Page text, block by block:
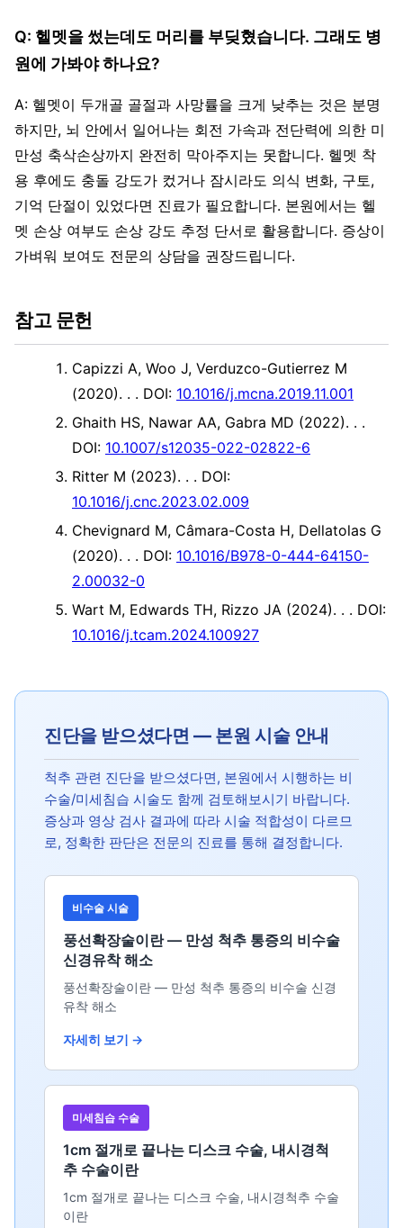
Q: 헬멧을 썼는데도 머리를 부딪혔습니다. 그래도 병
원에 가봐야 하나요?
A: 헬멧이 두개골 골절과 사망률을 크게 낮추는 것은 분명
하지만, 뇌 안에서 일어나는 회전 가속과 전단력에 의한 미
만성 축삭손상까지 완전히 막아주지는 못합니다. 헬멧 착
용 후에도 충돌 강도가 컸거나 잠시라도 의식 변화, 구토,
기억 단절이 있었다면 진료가 필요합니다. 본원에서는 헬
멧 손상 여부도 손상 강도 추정 단서로 활용합니다. 증상이
가벼워 보여도 전문의 상담을 권장드립니다.
참고 문헌
Capizzi A, Woo J, Verduzco-Gutierrez M
(2020). . . DOI: 10.1016/j.mcna.2019.11.001
Ghaith HS, Nawar AA, Gabra MD (2022). . .
DOI: 10.1007/s12035-022-02822-6
Ritter M (2023). . . DOI:
10.1016/j.cnc.2023.02.009
Chevignard M, Câmara-Costa H, Dellatolas G
(2020). . . DOI: 10.1016/B978-0-444-64150-
2.00032-0
Wart M, Edwards TH, Rizzo JA (2024). . . DOI:
10.1016/j.tcam.2024.100927
진단을 받으셨다면 — 본원 시술 안내
척추 관련 진단을 받으셨다면, 본원에서 시행하는 비
수술/미세침습 시술도 함께 검토해보시기 바랍니다.
증상과 영상 검사 결과에 따라 시술 적합성이 다르므
로, 정확한 판단은 전문의 진료를 통해 결정합니다.
비수술 시술
풍선확장술이란 — 만성 척추 통증의 비수술
신경유착 해소
풍선확장술이란 — 만성 척추 통증의 비수술 신경
유착 해소
자세히 보기 →
미세침습 수술
1cm 절개로 끝나는 디스크 수술, 내시경척
추 수술이란
1cm 절개로 끝나는 디스크 수술, 내시경척추 수술
이란